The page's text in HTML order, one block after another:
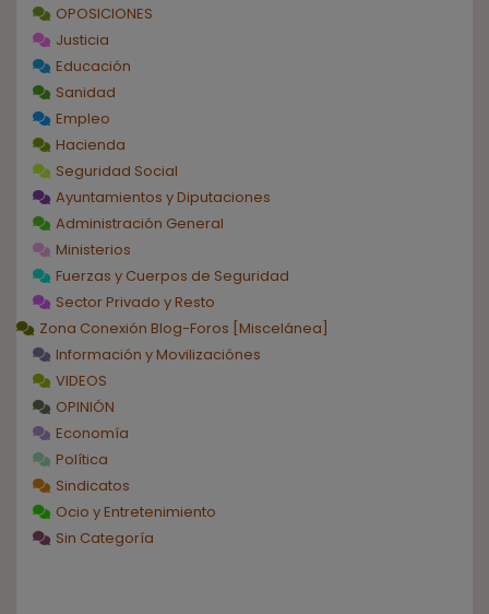
OPOSICIONES
Justicia
Educación
Sanidad
Empleo
Hacienda
Seguridad Social
Ayuntamientos y Diputaciones
Administración General
Ministerios
Fuerzas y Cuerpos de Seguridad
Sector Privado y Resto
Zona Conexión Blog-Foros [Miscelánea]
Información y Movilizaciónes
VIDEOS
OPINIÓN
Economía
Política
Sindicatos
Ocio y Entretenimiento
Sin Categoría